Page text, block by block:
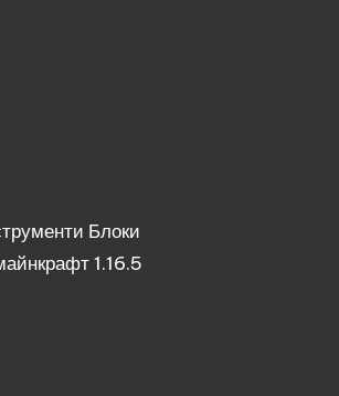
Блоки
1.16.5